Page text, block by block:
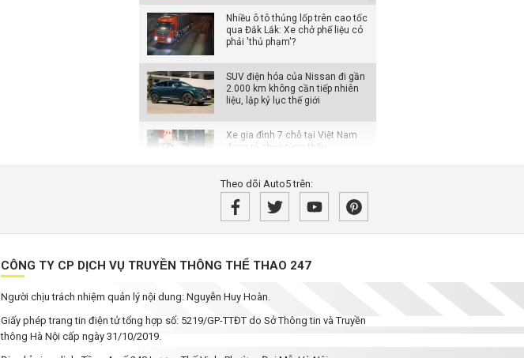
Nhiều ô tô thủng lốp trên cao tốc
qua Đắk Lắk: Xe chở phế liệu có
phải 'thủ phạm'?
SUV điện hóa của Nissan đi gần
2.000 km không cần tiếp nhiên
liệu, lập kỷ lục thế giới
Xe gia đình 7 chỗ tại Việt Nam
đang rẻ chưa từng thấy
Bán tải điện VinFast VF Wild bản
tiền thương mại bất ngờ xuất
hiện với loạt thay đổi đáng chú ý
bán, các hãng ô tô đua nhau
xuất hiện trong bài đăng của
Theo dõi Auto5 trên:
CÔNG TY CP DỊCH VỤ TRUYỀN THÔNG THỂ THAO 247
Người chịu trách nhiệm quản lý nội dung: Nguyễn Huy Hoàn.
Giấy phép trang tin điện tử tổng hợp số: 5219/GP-TTĐT do Sở Thông tin và Truyền
thông Hà Nội cấp ngày 31/10/2019.